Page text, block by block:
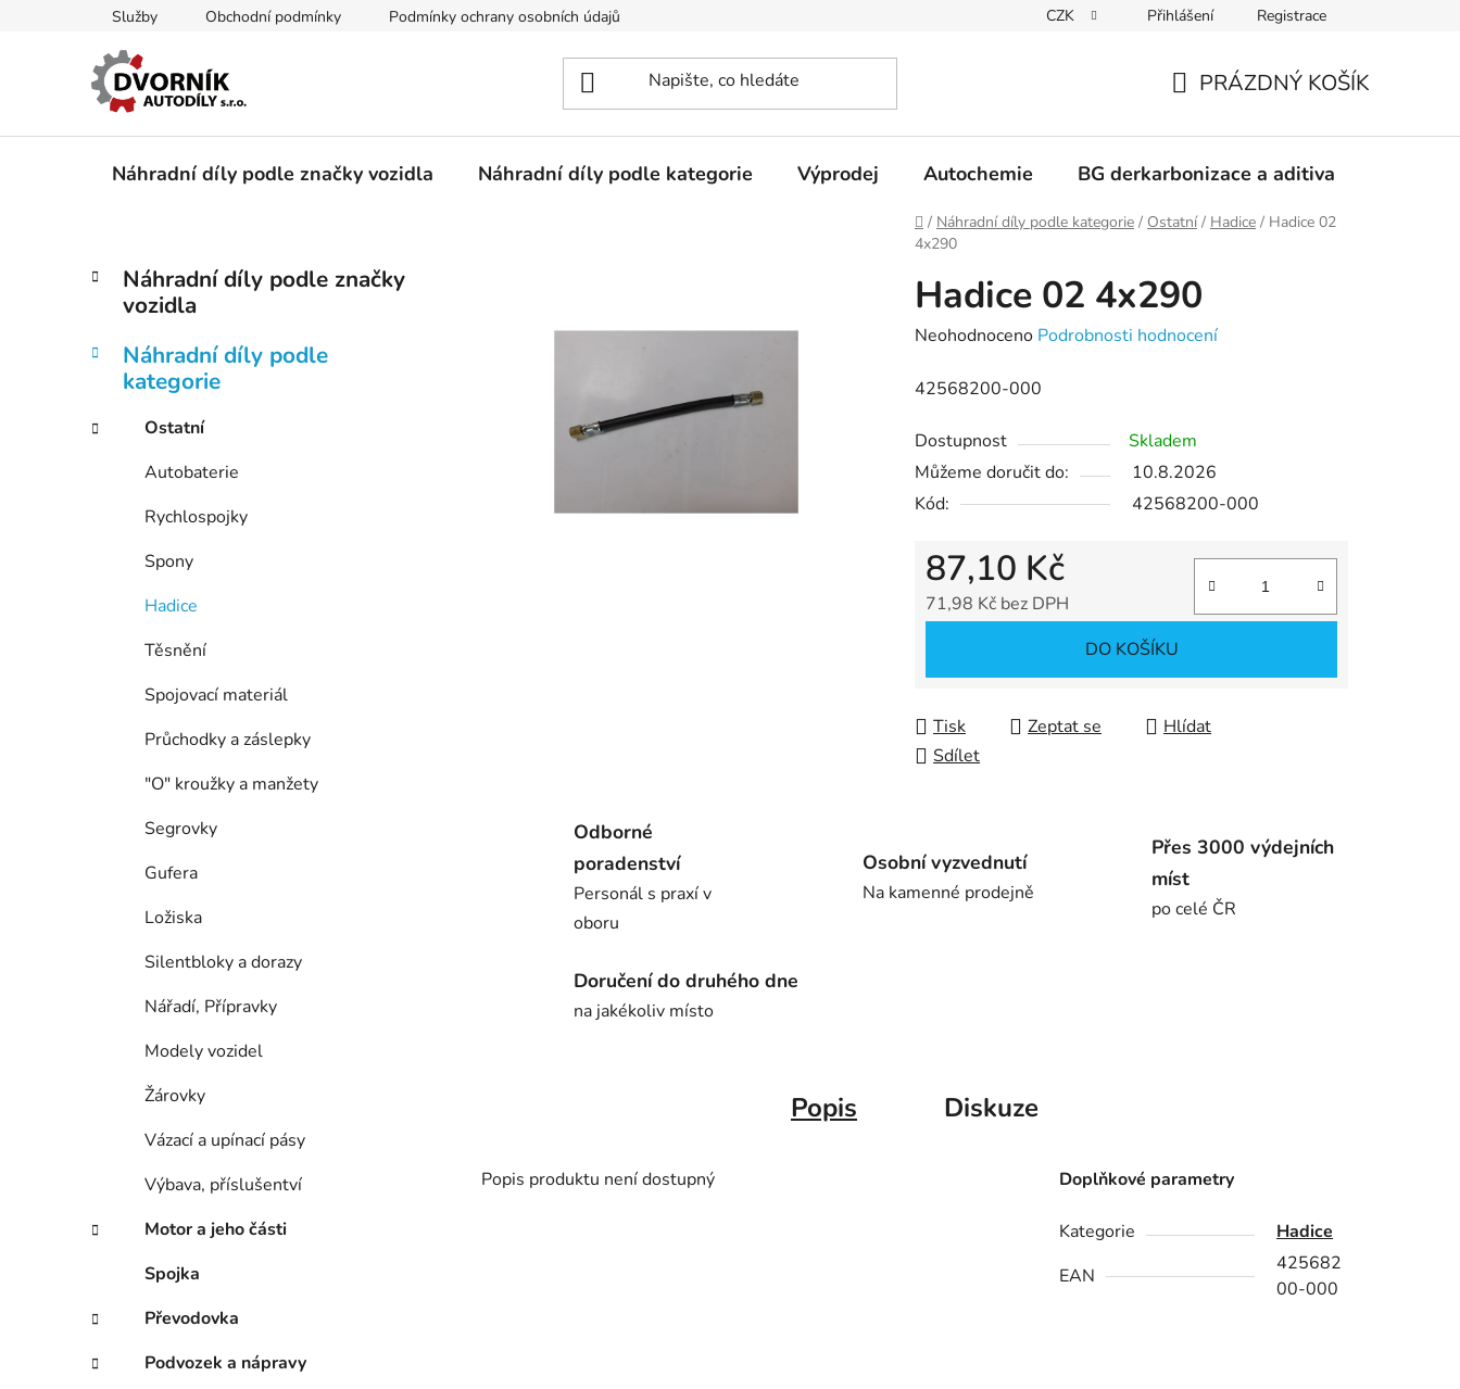
Služby Obchodní podmínky Podmínky ochrany osobních údajů CZK Přihlášení Registrace
KOŠÍK
PRÁZDNÝ KOŠÍK
Náhradní díly podle značky vozidla Náhradní díly podle kategorie Výprodej Autochemie BG derkarbonizace a aditiva
Domů
/ Náhradní díly podle kategorie / Ostatní / Hadice / Hadice 02
4x290
P
t
n
Přeskočit
kategorie
K
a
g
i
Náhradní díly podle značky
vozidla
Náhradní díly podle
kategorie
Ostatní
Autobaterie
Rychlospojky
Spony
Hadice
Těsnění
Spojovací materiál
Průchodky a záslepky
"O" kroužky a manžety
Segrovky
Gufera
Ložiska
Silentbloky a dorazy
Nářadí, Přípravky
Modely vozidel
Žárovky
Vázací a upínací pásy
Výbava, příslušentví
Motor a jeho části
Spojka
Převodovka
Podvozek a nápravy
Hadice 02 4x290
Průměrné
produktu
0,0
z
5
Neohodnoceno Podrobnosti hodnocení
42568200-000
Dostupnost
Skladem
Můžeme doručit do:
10.8.2026
Kód:
42568200-000
87,10 Kč
71,98 Kč bez DPH
DO KOŠÍKU
Tisk Zeptat se
Hlídat
Sdílet
Odborné
poradenství
Personál s praxí v
oboru
Osobní vyzvednutí
Na kamenné prodejně
Přes 3000 výdejních
míst
po celé ČR
Doručení do druhého dne
na jakékoliv místo
Popis Diskuze
Popis produktu není dostupný Doplňkové parametry
Kategorie
Hadice
EAN
425682
00-000